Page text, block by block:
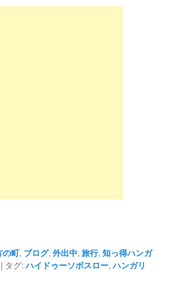
の町, ブログ,外出中,旅行,知っ得ハンガ
| タグ:ハイドゥーソボスロー,ハンガリ